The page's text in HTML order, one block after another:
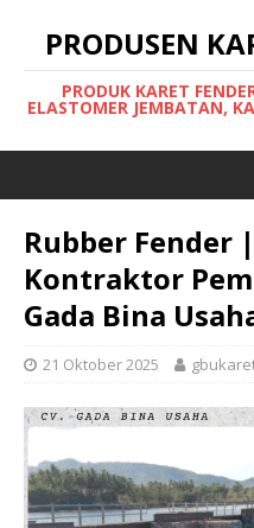
PRODUSEN
PRODUK KARET
ELASTOMER JEMBATAN,
Rubber Fender
Kontraktor
Gada Bina
21 Oktober 2025